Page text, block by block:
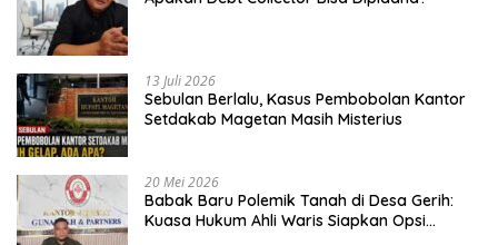
13 Juli 2026
Sebulan Berlalu, Kasus Pembobolan Kantor
Setdakab Magetan Masih Misterius
20 Mei 2026
Babak Baru Polemik Tanah di Desa Gerih:
Kuasa Hukum Ahli Waris Siapkan Opsi